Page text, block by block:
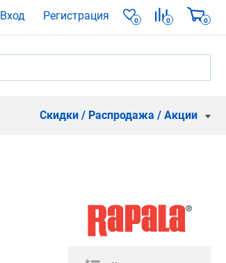
Вход Регистрация 0 0 0
Скидки / Распродажа / Акции